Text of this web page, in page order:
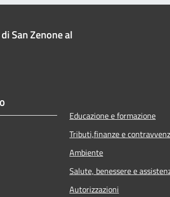
San Zenone al
Educazione e formazione
Tributi,finanze e
Ambiente
Salute, benessere e
Autorizzazioni